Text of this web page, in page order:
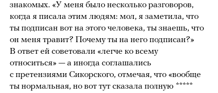
знакомых. «У меня было несколько разговоров,
когда я писала этим людям: мол, я заметила, что
ты подписан вот на этого человека, ты знаешь, что
он меня травит? Почему ты на него подписан?»
В ответ ей советовали «легче ко всему
относиться» — а иногда соглашались
с претензиями Сикорского, отмечая, что «вообще
ты нормальная, но вот тут сказала полную *****